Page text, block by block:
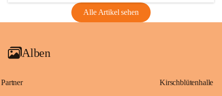
Alle Artikel sehen
Alben
Partner Kirschblütenhalle